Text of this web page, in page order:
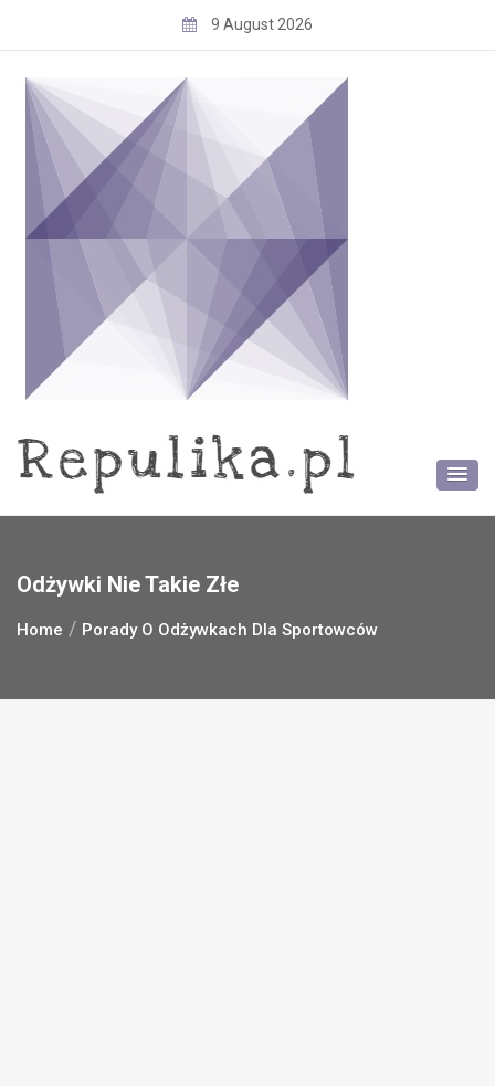
9 August 2026
Odżywki Nie Takie Złe
Home Porady O Odżywkach Dla Sportowców